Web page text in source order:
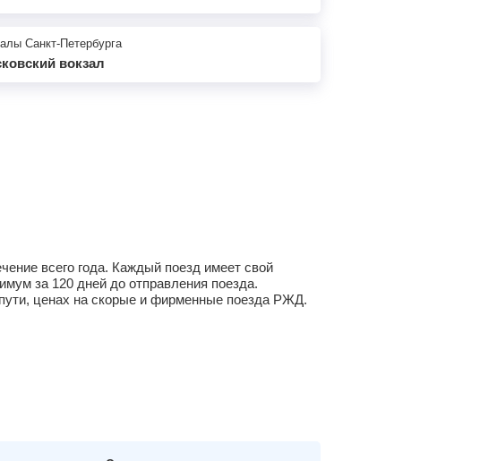
Санкт-Петербурга
вокзал
всего года. Каждый поезд имеет свой
за 120 дней до отправления поезда.
ценах на скорые и фирменные поезда РЖД.